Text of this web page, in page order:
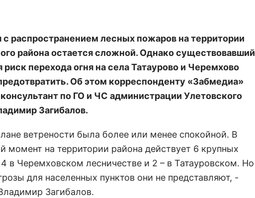
с распространением лесных пожаров на территории
района остается сложной. Однако существовавший
риск перехода огня на села Татаурово и Черемхово
Об этом корреспонденту «Забмедиа»
по ГО и ЧС администрации Улетовского
Загибалов.
ветрености была более или менее спокойной. В
момент на территории района действует 6 крупных
в Черемховском лесничестве и 2 – в Татауровском. Но
для населенных пунктов они не представляют, -
Загибалов.